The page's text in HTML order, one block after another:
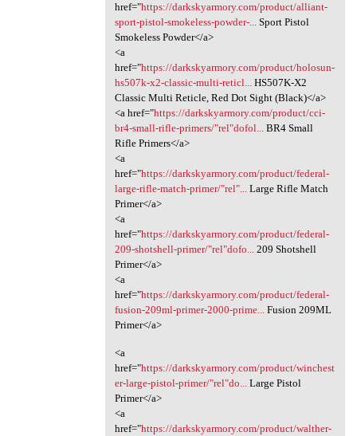
href="https://darkskyarmory.com/product/alliant-
sport-pistol-smokeless-powder-...Sport Pistol
Smokeless Powder</a>
<a
href="https://darkskyarmory.com/product/holosun-
hs507k-x2-classic-multi-reticl...HS507K-X2
Classic Multi Reticle, Red Dot Sight (Black)</a>
<a href="https://darkskyarmory.com/product/cci-
br4-small-rifle-primers/"rel"dofol...BR4 Small
Rifle Primers</a>
<a
href="https://darkskyarmory.com/product/federal-
large-rifle-match-primer/"rel"...Large Rifle Match
Primer</a>
<a
href="https://darkskyarmory.com/product/federal-
209-shotshell-primer/"rel"dofo...209 Shotshell
Primer</a>
<a
href="https://darkskyarmory.com/product/federal-
fusion-209ml-primer-2000-prime...Fusion 209ML
Primer</a>
<a
href="https://darkskyarmory.com/product/winchest
er-large-pistol-primer/"rel"do...
Large Pistol
Primer</a>
<a
href="https://darkskyarmory.com/product/walther-